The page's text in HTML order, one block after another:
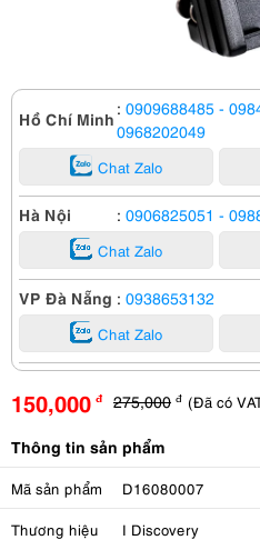
Hồ Chí Minh : 0909688485 -
0968202049
Chat Zalo
Hà Nội : 0906825051 -
Chat Zalo
VP Đà Nẵng : 0938653132
Chat Zalo
150,000 đ 275,000 đ (Đã có
Thông tin sản phẩm
Mã sản phẩm D16080007
Thương hiệu I Discovery